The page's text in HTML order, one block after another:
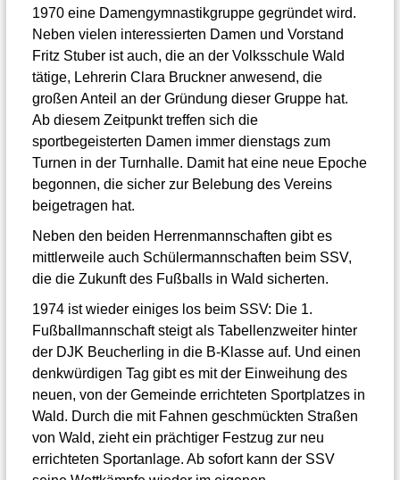
1970 eine Damengymnastikgruppe gegründet wird.
Neben vielen interessierten Damen und Vorstand
Fritz Stuber ist auch, die an der Volksschule Wald
tätige, Lehrerin Clara Bruckner anwesend, die
großen Anteil an der Gründung dieser Gruppe hat.
Ab diesem Zeitpunkt treffen sich die
sportbegeisterten Damen immer dienstags zum
Turnen in der Turnhalle. Damit hat eine neue Epoche
begonnen, die sicher zur Belebung des Vereins
beigetragen hat.
Neben den beiden Herrenmannschaften gibt es
mittlerweile auch Schülermannschaften beim SSV,
die die Zukunft des Fußballs in Wald sicherten.
1974 ist wieder einiges los beim SSV: Die 1.
Fußballmannschaft steigt als Tabellenzweiter hinter
der DJK Beucherling in die B-Klasse auf. Und einen
denkwürdigen Tag gibt es mit der Einweihung des
neuen, von der Gemeinde errichteten Sportplatzes in
Wald. Durch die mit Fahnen geschmückten Straßen
von Wald, zieht ein prächtiger Festzug zur neu
errichteten Sportanlage. Ab sofort kann der SSV